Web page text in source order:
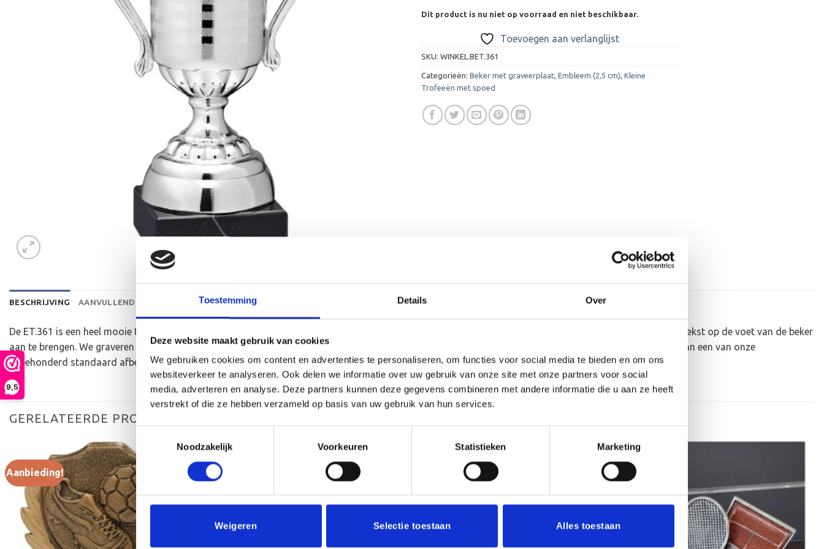
Toestemming Details Over
Deze website maakt gebruik van cookies
We gebruiken cookies om content en advertenties te personaliseren, om functies voor social media te bieden en om ons
websiteverkeer te analyseren. Ook delen we informatie over uw gebruik van onze site met onze partners voor social
media, adverteren en analyse. Deze partners kunnen deze gegevens combineren met andere informatie die u aan ze heeft
verstrekt of die ze hebben verzameld op basis van uw gebruik van hun services.
Noodzakelijk
Voorkeuren Statistieken Marketing
Weigeren Selectie toestaan Alles toestaan
9,5
Dit product is nu niet op voorraad en niet beschikbaar.
Toevoegen aan verlanglijst
SKU: WINKEL.BET.361
Categorieën: Beker met graveerplaat, Embleem (2,5 cm), Kleine
Trofeeën met spoed
BESCHRIJVING AANVULLENDE INFORMATIE BEOORDELINGEN (0)
De ET.361 is een heel mooie trofee die zeer geschikt is voor ieder (sport)toernooi of businessevenement. We kunnen de beker personaliseren door er een tekst op de voet van de beker
aan te brengen. We graveren de tekst gecentreerd op een aluminium plaatje.Op de beker zelf kunnen we een door jou gekozen afbeelding op plakken. Dit kan een van onze
tweehonderd standaard afbeeldingen zijn, maar ook een eigen logo of afbeelding. Deze kun je uploaden via het menu
GERELATEERDE PRODUCTEN
Aanbieding!
Toevoegen
aan
Aanbieding!
Toevoegen
aan
Aanbieding!
Toevoegen
aan
Aanbieding!
verlanglijst